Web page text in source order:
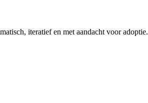
iteratief en met aandacht voor adoptie.